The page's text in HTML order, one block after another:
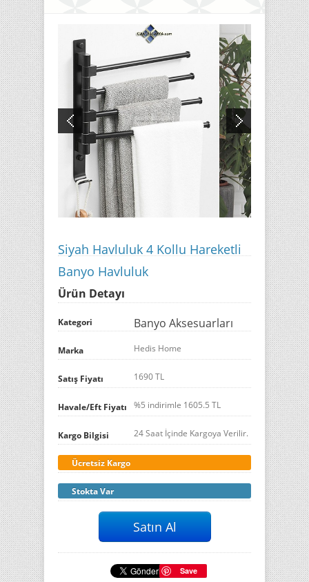
Siyah Havluluk 4 Kollu Hareketli
Banyo Havluluk
Ürün Detayı
Kategori Banyo Aksesuarları
Marka Hedis Home
Satış Fiyatı 1690 TL
Havale/Eft Fiyatı %5 indirimle 1605.5 TL
Kargo Bilgisi 24 Saat İçinde Kargoya Verilir.
Ücretsiz Kargo
Stokta Var
Save